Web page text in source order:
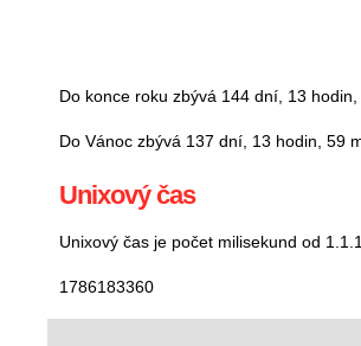
Do konce roku zbývá 144 dní, 13
Do Vánoc zbývá 137 dní, 13 hodin, 59
Unixový čas
Unixový čas je počet milisekund od
1786183363